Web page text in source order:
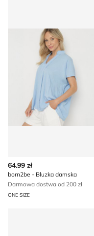
64.99 zł
born2be - Bluzka damska
Darmowa dostwa od 200 zł
ONE SIZE